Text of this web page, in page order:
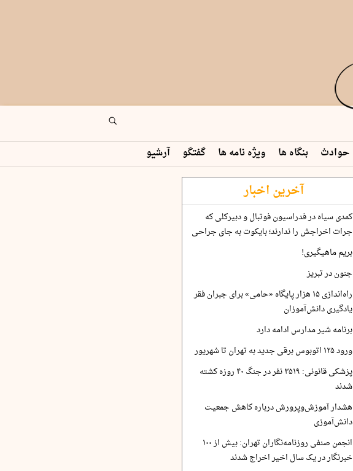
حوادث بنگاه ها ویژه نامه ها گفتگو آرشیو
آخرین اخبار
کمدی سیاه در فدراسیون فوتبال و دبیرکلی که
جرات اخراجش را ندارند؛ بایکوت به جای جراحی
بریم ماهیگیری!
جنون در تبریز
راه‌اندازی ۱۵ هزار پایگاه «حامی» برای جبران فقر
یادگیری دانش‌آموزان
برنامه شیر مدارس ادامه دارد
ورود ۱۲۵ اتوبوس برقی جدید به تهران تا شهریور
پزشکی قانونی: ۳۵۱۹ نفر در جنگ ۴۰ روزه کشته
شدند
هشدار آموزش‌وپرورش درباره کاهش جمعیت
دانش‌آموزی
انجمن صنفی روزنامه‌نگاران تهران: بیش از ۱۰۰
خبرنگار در یک سال اخیر اخراج شدند